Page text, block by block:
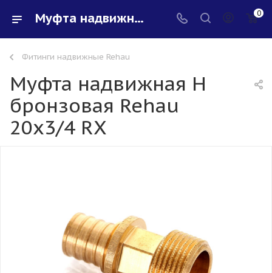
Муфта надвижная Н бронзовая Rehau 20х3/4 RХ - купить в интернет-магазине Santeh-svar 0
Фитинги надвижные Rehau
Муфта надвижная Н
бронзовая Rehau
20х3/4 RХ